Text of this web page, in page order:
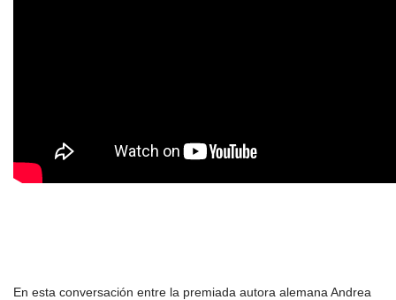
En esta conversación entre la premiada autora alemana Andrea